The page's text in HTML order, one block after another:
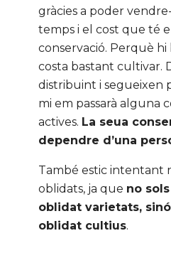
gràcies a poder
temps i el cost que té
conservació. Perquè
costa bastant cultivar.
distribuint i segueixen
mi em passarà alguna
actives. La seua
dependre d’una
També estic intentant
oblidats, ja que no
oblidat varietats, sinó
oblidat cultius.